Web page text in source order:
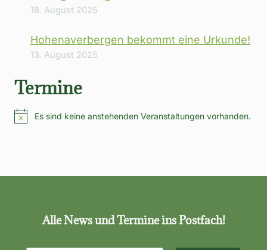
18. August 2025
Hohenaverbergen bekommt eine Urkunde!
13. August 2025
Termine
HinweisEs sind keine anstehenden Veranstaltungen vorhanden.
Alle News und Termine ins Postfach!